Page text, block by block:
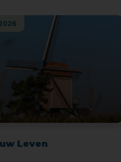
het
aan de jeneverbes die
om de jenever op
deze drank zijn naam aan
zitten typische
het Nationaal Park likeur,
proevertjes zijn geschikt
Leven